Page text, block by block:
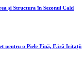
și Structura în Sezonul Cald
pentru o Piele Fină, Fără Iritații